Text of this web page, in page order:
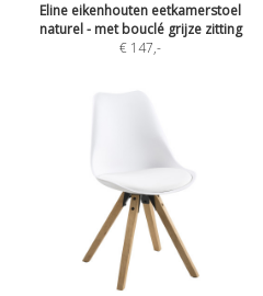
Eline eikenhouten eetkamerstoel
naturel - met bouclé grijze zitting
€ 147,-